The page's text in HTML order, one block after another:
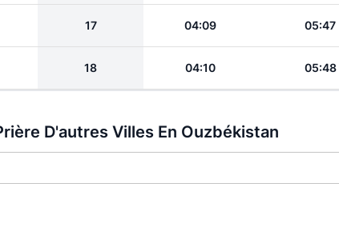
17 04:09 05:47
18 04:10 05:48
D'autres Villes En Ouzbékistan